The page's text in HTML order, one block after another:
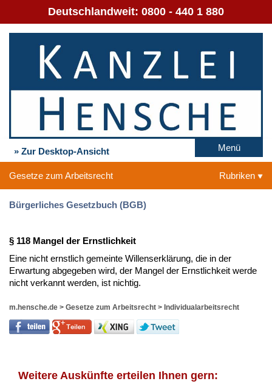
Deutschlandweit: 0800 - 440 1 880
» Zur Desktop-Ansicht Menü
Gesetze zum Arbeitsrecht Rubriken
Bürgerliches Gesetzbuch (BGB)
§ 118 Mangel der Ernstlichkeit
Eine nicht ernstlich gemeinte Willenserklärung, die in der
Erwartung abgegeben wird, der Mangel der Ernstlichkeit werde
nicht verkannt werden, ist nichtig.
m.hensche.de > Gesetze zum Arbeitsrecht > Individualarbeitsrecht
Weitere Auskünfte erteilen Ihnen gern: